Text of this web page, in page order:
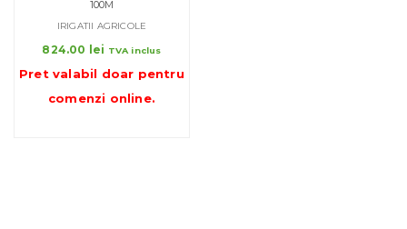
100M
IRIGATII AGRICOLE
824.00 lei TVA inclus
Pret valabil doar pentru
comenzi online.